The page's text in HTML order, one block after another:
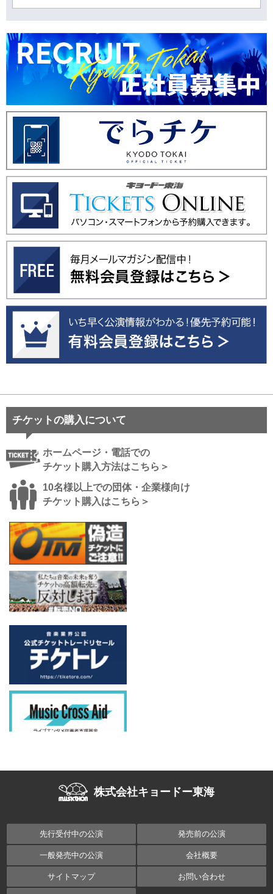
チケットの購入について
ホームページ・電話での
チケット購入方法はこちら＞
10名様以上での団体・企業様向け
チケット購入はこちら＞
株式会社キョードー東海
先行受付中の公演 発売前の公演
一般発売中の公演 会社概要
サイトマップ お問い合わせ